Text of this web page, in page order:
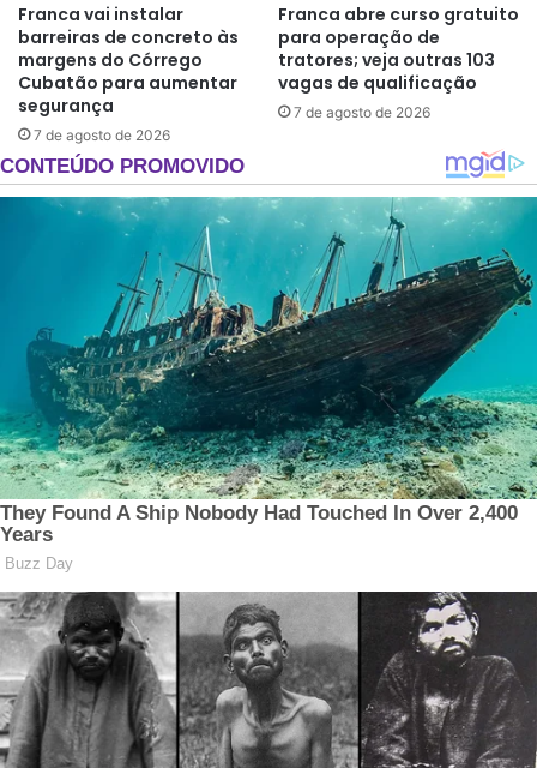
Franca vai instalar
barreiras de concreto às
margens do Córrego
Cubatão para aumentar
segurança
7 de agosto de 2026
Franca abre curso gratuito
para operação de
tratores; veja outras 103
vagas de qualificação
7 de agosto de 2026